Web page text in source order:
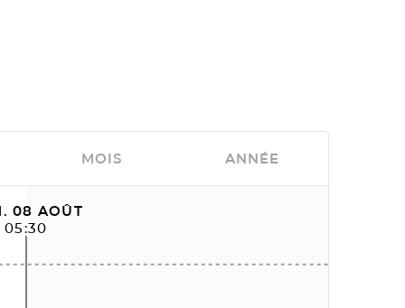
08 AOÛT
05:30
MOIS ANNÉE